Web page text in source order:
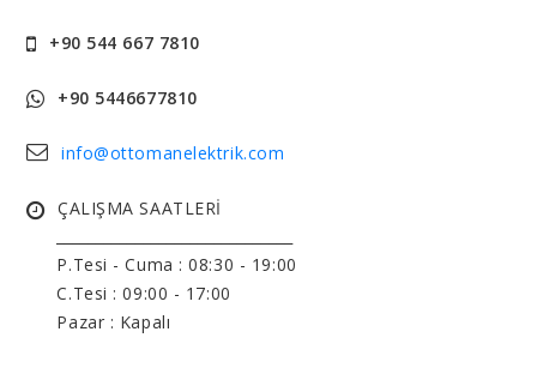
+90 544 667 7810
+90 5446677810
info@ottomanelektrik.com
ÇALIŞMA SAATLERİ
P.Tesi - Cuma : 08:30 - 19:00
C.Tesi : 09:00 - 17:00
Pazar : Kapalı